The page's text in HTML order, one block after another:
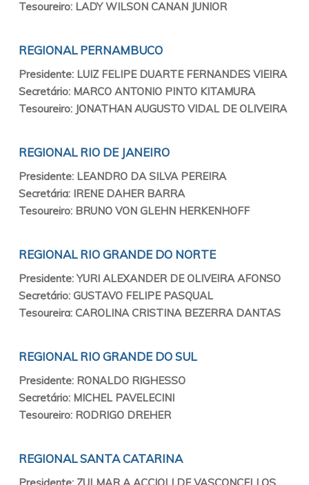
Tesoureiro: LADY WILSON CANAN JUNIOR
REGIONAL PERNAMBUCO
Presidente: LUIZ FELIPE DUARTE FERNANDES VIEIRA
Secretário: MARCO ANTONIO PINTO KITAMURA
Tesoureiro: JONATHAN AUGUSTO VIDAL DE OLIVEIRA
REGIONAL RIO DE JANEIRO
Presidente: LEANDRO DA SILVA PEREIRA
Secretária: IRENE DAHER BARRA
Tesoureiro: BRUNO VON GLEHN HERKENHOFF
REGIONAL RIO GRANDE DO NORTE
Presidente: YURI ALEXANDER DE OLIVEIRA AFONSO
Secretário: GUSTAVO FELIPE PASQUAL
Tesoureira: CAROLINA CRISTINA BEZERRA DANTAS
REGIONAL RIO GRANDE DO SUL
Presidente: RONALDO RIGHESSO
Secretário: MICHEL PAVELECINI
Tesoureiro: RODRIGO DREHER
REGIONAL SANTA CATARINA
Presidente: ZULMAR A ACCIOLI DE VASCONCELLOS